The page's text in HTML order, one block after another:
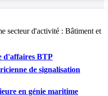
secteur d'activité : Bâtiment et
d'affaires BTP
de signalisation
en génie maritime